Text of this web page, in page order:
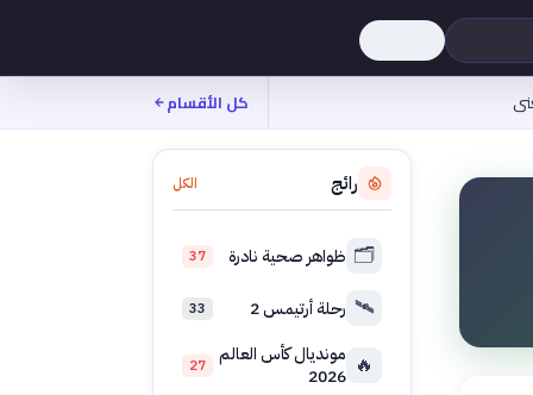
كل الأقسام
رائج الكل
🗂️ ظواهر صحية نادرة 37
🛰️ رحلة أرتيمس 2 33
🔥 مونديال كأس العالم
2026
27